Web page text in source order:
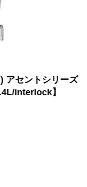
アセントシリーズ
interlock】